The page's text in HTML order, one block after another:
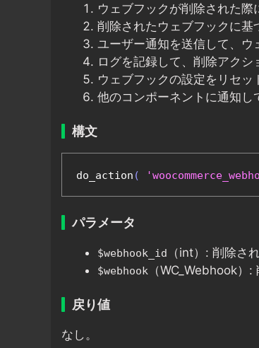
ウェブフックが削除された際
削除されたウェブフックに基
ユーザー通知を送信して、ウ
ログを記録して、削除アクシ
ウェブフックの設定をリセッ
他のコンポーネントに通知し
構文
do_action (
パラメータ
$webhook_id （int）: 削除さ
$webhook （WC_Webhook）
戻り値
なし。